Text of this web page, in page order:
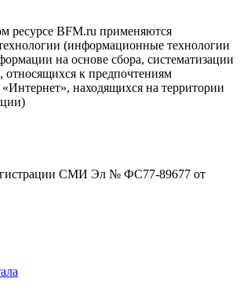
ресурсе BFM.ru применяются
(информационные технологии
на основе сбора, систематизации
относящихся к предпочтениям
«Интернет», находящихся на территории
СМИ Эл № ФС77-89677 от